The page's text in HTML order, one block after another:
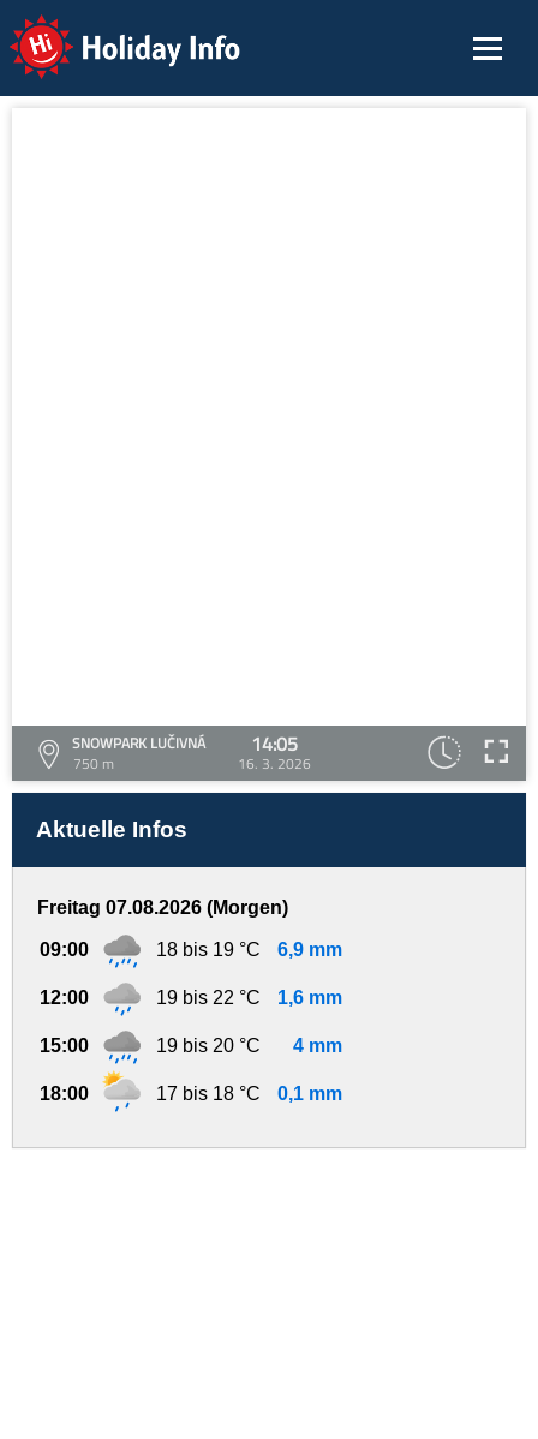
Holiday Info
SNOWPARK LUČIVNÁ
750 m
14:05
16. 3. 2026
Aktuelle Infos
Freitag 07.08.2026 (Morgen)
09:00 18 bis 19 °C 6,9 mm
12:00 19 bis 22 °C 1,6 mm
15:00 19 bis 20 °C 4 mm
18:00 17 bis 18 °C 0,1 mm